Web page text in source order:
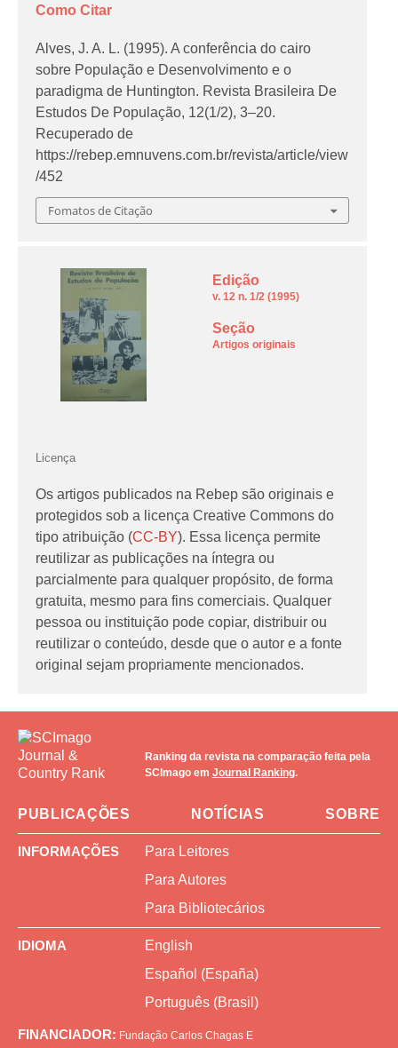
Como Citar
Alves, J. A. L. (1995). A conferência do cairo
sobre População e Desenvolvimento e o
paradigma de Huntington. Revista Brasileira De
Estudos De População, 12(1/2), 3–20.
Recuperado de
https://rebep.emnuvens.com.br/revista/article/view
/452
Fomatos de Citação
Edição
v. 12 n. 1/2 (1995)
Seção
Artigos originais
Licença
Os artigos publicados na Rebep são originais e
protegidos sob a licença Creative Commons do
tipo atribuição (CC-BY). Essa licença permite
reutilizar as publicações na íntegra ou
parcialmente para qualquer propósito, de forma
gratuita, mesmo para fins comerciais. Qualquer
pessoa ou instituição pode copiar, distribuir ou
reutilizar o conteúdo, desde que o autor e a fonte
original sejam propriamente mencionados.
Ranking da revista na comparação feita pela
SCImago em Journal Ranking.
PUBLICAÇÕES NOTÍCIAS SOBRE
INFORMAÇÕES
Para Leitores
Para Autores
Para Bibliotecários
IDIOMA
English
Español (España)
Português (Brasil)
FINANCIADOR: Fundação Carlos Chagas E